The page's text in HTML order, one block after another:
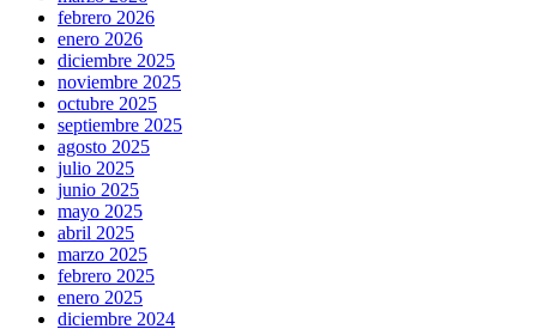
febrero 2026
enero 2026
diciembre 2025
noviembre 2025
octubre 2025
septiembre 2025
agosto 2025
julio 2025
junio 2025
mayo 2025
abril 2025
marzo 2025
febrero 2025
enero 2025
diciembre 2024